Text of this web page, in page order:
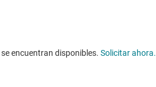
encuentran disponibles. Solicitar ahora.